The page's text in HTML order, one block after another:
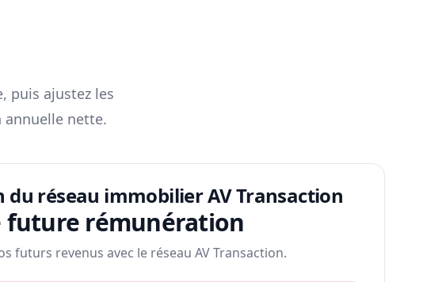
puis ajustez les
nette.
du réseau immobilier AV Transaction
future rémunération
futurs revenus avec le réseau AV Transaction.